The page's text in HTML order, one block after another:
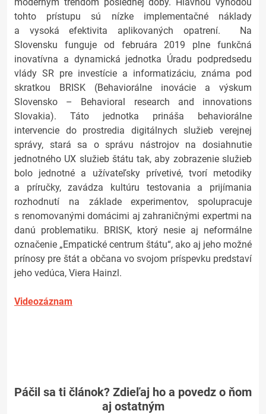
tohto prístupu sú nízke implementačné náklady
a vysoká efektivita aplikovaných opatrení. Na
Slovensku funguje od februára 2019 plne funkčná
inovatívna a dynamická jednotka Úradu podpredsedu
vlády SR pre investície a informatizáciu, známa pod
skratkou BRISK (Behaviorálne inovácie a výskum
Slovensko – Behavioral research and innovations
Slovakia). Táto jednotka prináša behaviorálne
intervencie do prostredia digitálnych služieb verejnej
správy, stará sa o správu nástrojov na dosiahnutie
jednotného UX služieb štátu tak, aby zobrazenie služieb
bolo jednotné a užívateľsky prívetivé, tvorí metodiky
a príručky, zavádza kultúru testovania a prijímania
rozhodnutí na základe experimentov, spolupracuje
s renomovanými domácimi aj zahraničnými expertmi na
danú problematiku. BRISK, ktorý nesie aj neformálne
označenie „Empatické centrum štátu“, ako aj jeho možné
prínosy pre štát a občana vo svojom príspevku predstaví
jeho vedúca, Viera Hainzl.
Videozáznam
Páčil sa ti článok? Zdieľaj ho a povedz o ňom
aj ostatným